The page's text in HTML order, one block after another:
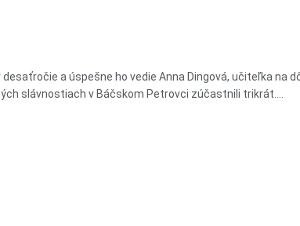
a úspešne ho vedie Anna Dingová, učiteľka na
slávnostiach v Báčskom Petrovci zúčastnili trikrát....